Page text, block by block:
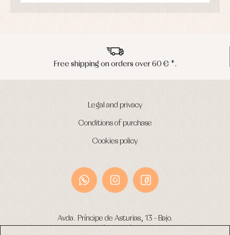
Peninsula shipments in
Legal and privacy
Conditions of purchase
Cookies policy
Avda. Príncipe de Asturias, 13 - Bajo.